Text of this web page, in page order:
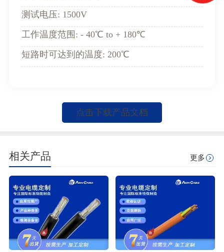
测试电压: 1500V
工作温度范围: - 40℃ to + 180℃
短路时可达到的温度: 200℃
点击下载产品文档
相关产品 更多